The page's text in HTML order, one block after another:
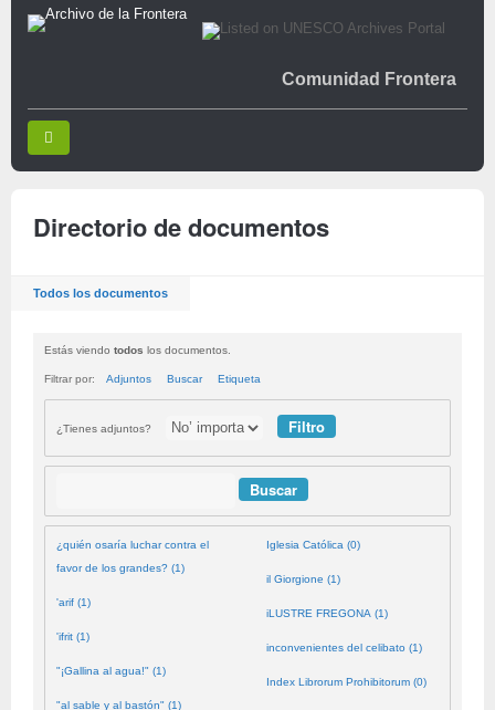
Comunidad Frontera
Directorio de documentos
Todos los documentos
Estás viendo todos los documentos.
Filtrar por: Adjuntos Buscar Etiqueta
¿Tienes adjuntos?
¿quién osaría luchar contra el
favor de los grandes? (1)
'arif (1)
'ifrit (1)
"¡Gallina al agua!" (1)
"al sable y al bastón" (1)
Iglesia Católica (0)
il Giorgione (1)
iLUSTRE FREGONA (1)
inconvenientes del celibato (1)
Index Librorum Prohibitorum (0)